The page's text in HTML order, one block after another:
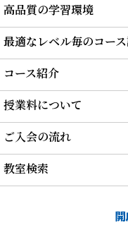
高品質の学習環境
最適なレベル毎のコー
コース紹介
授業料について
ご入会の流れ
教室検索